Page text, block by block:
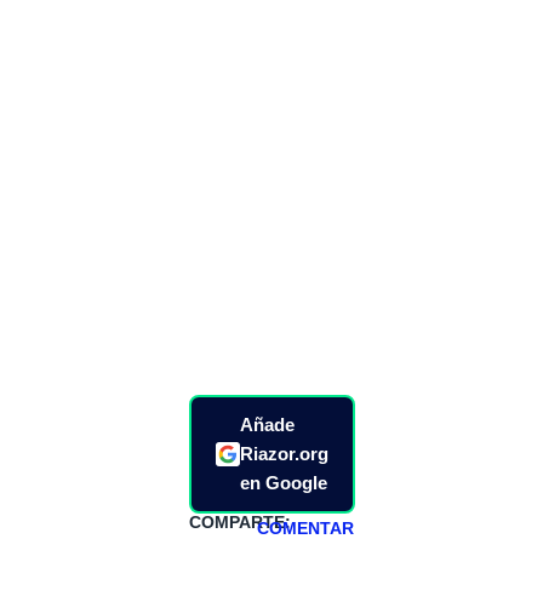
Añade
Riazor.org
en Google
COMPARTE:COMENTAR